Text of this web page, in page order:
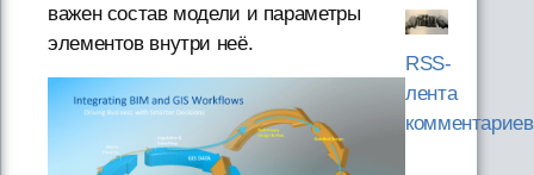
важен состав модели и параметры
элементов внутри неё.
RSS-
лента
комментариев